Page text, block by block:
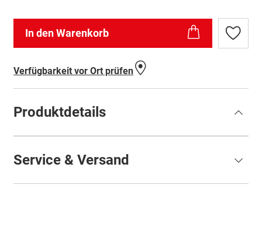
In den Warenkorb
Zur
Verfügbarkeit vor Ort prüfen
Produktdetails
Service & Versand